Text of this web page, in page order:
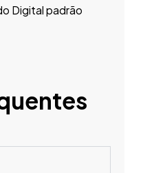
Digital padrão